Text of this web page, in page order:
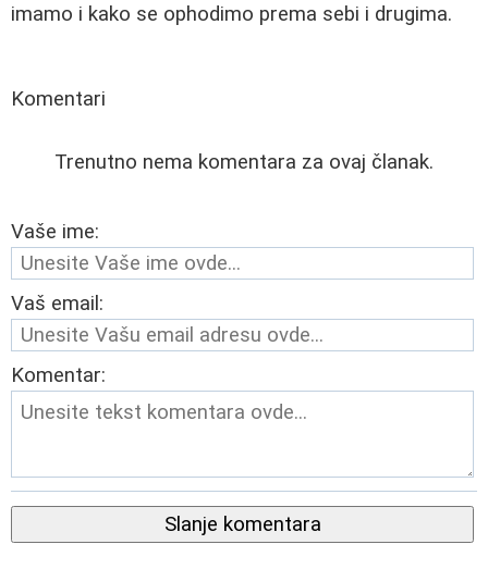
imamo i kako se ophodimo prema sebi i drugima.
Komentari
Trenutno nema komentara za ovaj članak.
Vaše ime:
Vaš email:
Komentar:
Slanje komentara